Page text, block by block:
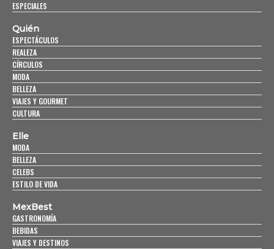
ESPECIALES
Quién
ESPECTÁCULOS
REALEZA
CÍRCULOS
MODA
BELLEZA
VIAJES Y GOURMET
CULTURA
Elle
MODA
BELLEZA
CELEBS
ESTILO DE VIDA
MexBest
GASTRONOMÍA
BEBIDAS
VIAJES Y DESTINOS